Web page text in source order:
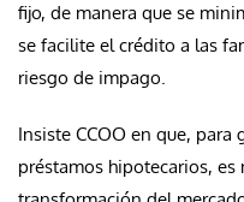
fijo, de manera que se
se facilite el crédito a las
riesgo de impago.
Insiste CCOO en que,
préstamos hipotecarios, es